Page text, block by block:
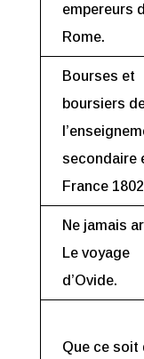
empereurs
Rome.
Bourses et
boursiers
secondaire
France
Ne jamais
Le voyage
d’Ovide.
Que ce soit